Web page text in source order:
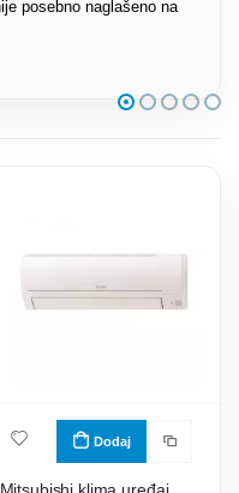
posebno naglašeno na
Dodaj